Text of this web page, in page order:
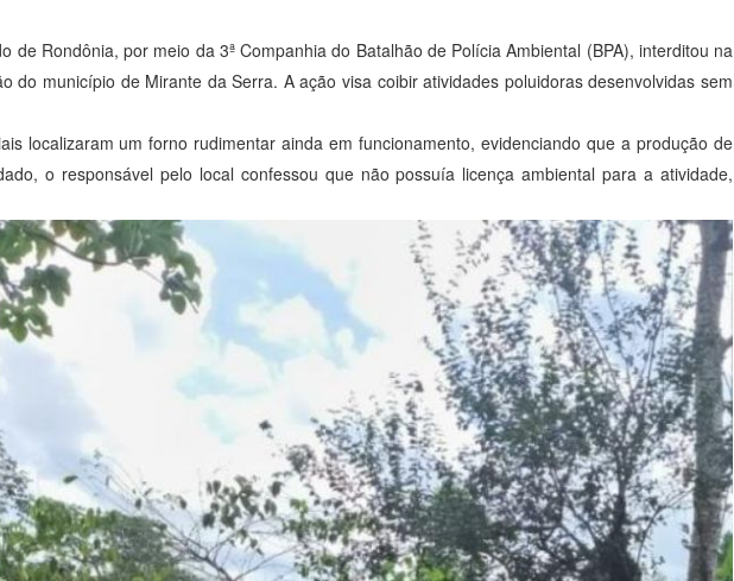
Rondônia, por meio da 3ª Companhia do Batalhão de Polícia Ambiental (BPA), interditou na
do município de Mirante da Serra. A ação visa coibir atividades poluidoras desenvolvidas sem
localizaram um forno rudimentar ainda em funcionamento, evidenciando que a produção de
o responsável pelo local confessou que não possuía licença ambiental para a atividade,